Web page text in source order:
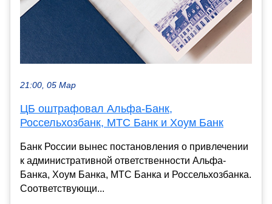
21:00, 05 Мар
ЦБ оштрафовал Альфа-Банк,
Россельхозбанк, МТС Банк и Хоум Банк
Банк России вынес постановления о привлечении
к административной ответственности Альфа-
Банка, Хоум Банка, МТС Банка и Россельхозбанка.
Соответствующи...